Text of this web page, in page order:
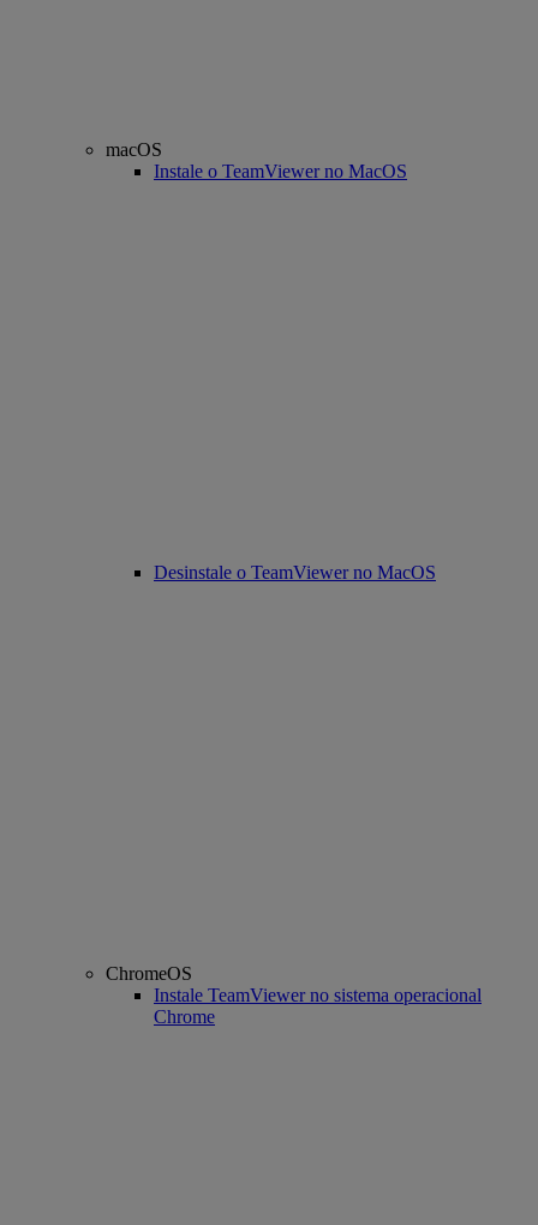
macOS
Instale o TeamViewer no MacOS
Desinstale o TeamViewer no MacOS
ChromeOS
Instale TeamViewer no sistema operacional
Chrome